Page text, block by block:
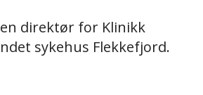
direktør for Klinikk
sykehus Flekkefjord.